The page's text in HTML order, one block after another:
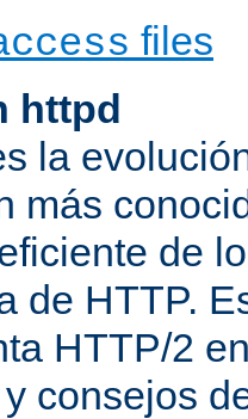
files
httpd
la
más
de
de HTTP.
HTTP/2
consejos